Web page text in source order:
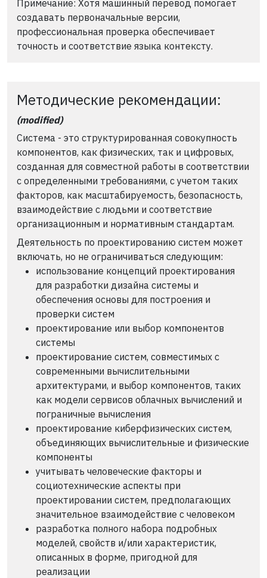
Примечание: Хотя машинный перевод помогает
создавать первоначальные версии,
профессиональная проверка обеспечивает
точность и соответствие языка контексту.
Методические рекомендации:
(modified)
Система - это структурированная совокупность
компонентов, как физических, так и цифровых,
созданная для совместной работы в соответствии
с определенными требованиями, с учетом таких
факторов, как масштабируемость, безопасность,
взаимодействие с людьми и соответствие
организационным и нормативным стандартам.
Деятельность по проектированию систем может
включать, но не ограничиваться следующим:
использование концепций проектирования
для разработки дизайна системы и
обеспечения основы для построения и
проверки систем
проектирование или выбор компонентов
системы
проектирование систем, совместимых с
современными вычислительными
архитектурами, и выбор компонентов, таких
как модели сервисов облачных вычислений и
пограничные вычисления
проектирование киберфизических систем,
объединяющих вычислительные и физические
компоненты
учитывать человеческие факторы и
социотехнические аспекты при
проектировании систем, предполагающих
значительное взаимодействие с человеком
разработка полного набора подробных
моделей, свойств и/или характеристик,
описанных в форме, пригодной для
реализации